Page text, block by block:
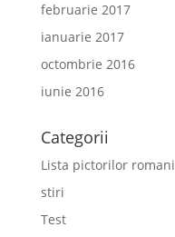
februarie 2017
ianuarie 2017
octombrie 2016
iunie 2016
Categorii
Lista pictorilor romani
stiri
Test